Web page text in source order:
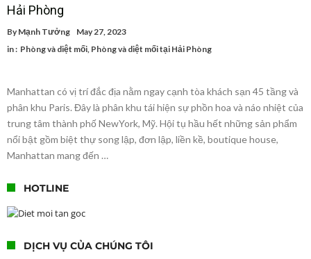
Hải Phòng
By Mạnh Tưởng
May 27, 2023
in : Phòng và diệt mối Phòng và diệt mối tại Hải Phòng
Manhattan có vị trí đắc địa nằm ngay cạnh tòa khách sạn 45 tầng và
phân khu Paris. Đây là phân khu tái hiện sự phồn hoa và náo nhiệt của
trung tâm thành phố NewYork, Mỹ. Hội tụ hầu hết những sản phẩm
nổi bật gồm biệt thự song lập, đơn lập, liền kề, boutique house,
Manhattan mang đến …
HOTLINE
DỊCH VỤ CỦA CHÚNG TÔI